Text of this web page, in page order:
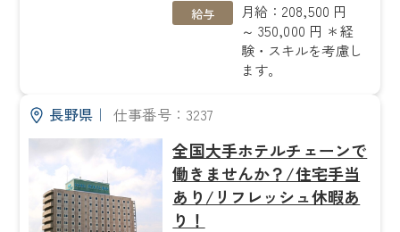
給与
月給：208,500 円
～ 350,000 円 ＊経
験・スキルを考慮し
ます。
長野県｜ 仕事番号：3237
全国大手ホテルチェーンで
働きませんか？/住宅手当
あり/リフレッシュ休暇あ
り！